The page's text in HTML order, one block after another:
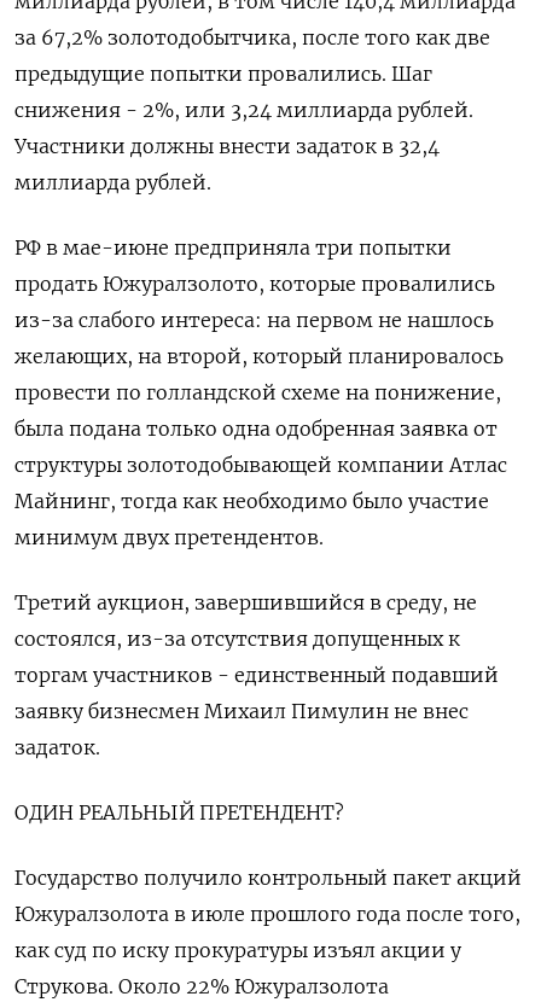
за 67,2% золотодобытчика, после того как две ​
предыдущие попытки ⁠провалились. Шаг
снижения - 2%, или 3,24 миллиарда рублей.
Участники должны внести задаток в 32,4
миллиарда рублей.
РФ ‌в мае-июне предприняла три попытки
продать Южуралзолото, которые провалились
из-за ‌слабого интереса: на первом не нашлось
желающих, на второй, который планировалось
провести по голландской схеме на понижение,
была подана только одна одобренная заявка ​от
структуры золотодобывающей компании Атлас
Майнинг, тогда как необходимо было участие
минимум двух претендентов.
Третий аукцион, завершившийся в среду, не
‌состоялся, из-за отсутствия допущенных к
торгам участников - единственный подавший
заявку бизнесмен Михаил Пимулин не внес
задаток.
ОДИН РЕАЛЬНЫЙ ПРЕТЕНДЕНТ?
Государство получило ​контрольный пакет акций
Южуралзолота в июле прошлого года после того,
как суд по иску прокуратуры изъял акции у
Струкова. Около ‌22% Южуралзолота